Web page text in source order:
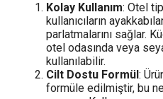
Kolay Kullanım: Otel
kullanıcıların
parlatmalarını sağlar.
otel odasında veya
kullanılabilir.
Cilt Dostu Formül :
formüle edilmiştir, bu